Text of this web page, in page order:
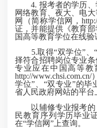
4. 报考者的学历、
网络教育、夜大、电
网（简称学信网，
证，并能提供《教育
国高等教育学位在线验
5.取得“双学位”、“
择符合招聘岗位专业
专业应在中国高等教
http://
学位”、“双专业”的毕
省人民政府网站的平台
以辅修专业报考的
民教育序列学历毕业
在“学信网”上查询。